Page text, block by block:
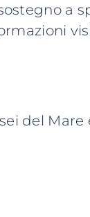
a
del Mare